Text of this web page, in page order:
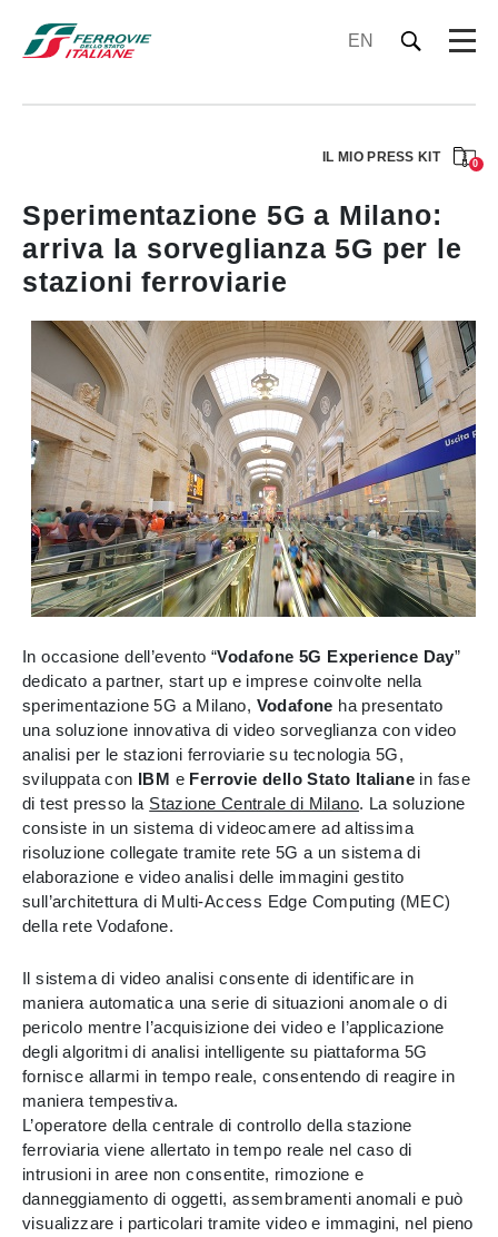
EN
IL MIO PRESS KIT 0
Sperimentazione 5G a Milano:
arriva la sorveglianza 5G per le
stazioni ferroviarie
In occasione dell’evento “Vodafone 5G Experience Day”
dedicato a partner, start up e imprese coinvolte nella
sperimentazione 5G a Milano, Vodafone ha presentato
una soluzione innovativa di video sorveglianza con video
analisi per le stazioni ferroviarie su tecnologia 5G,
sviluppata con IBM e Ferrovie dello Stato Italiane in fase
di test presso la Stazione Centrale di Milano. La soluzione
consiste in un sistema di videocamere ad altissima
risoluzione collegate tramite rete 5G a un sistema di
elaborazione e video analisi delle immagini gestito
sull’architettura di Multi-Access Edge Computing (MEC)
della rete Vodafone.
Il sistema di video analisi consente di identificare in
maniera automatica una serie di situazioni anomale o di
pericolo mentre l’acquisizione dei video e l’applicazione
degli algoritmi di analisi intelligente su piattaforma 5G
fornisce allarmi in tempo reale, consentendo di reagire in
maniera tempestiva.
L’operatore della centrale di controllo della stazione
ferroviaria viene allertato in tempo reale nel caso di
intrusioni in aree non consentite, rimozione e
danneggiamento di oggetti, assembramenti anomali e può
visualizzare i particolari tramite video e immagini, nel pieno